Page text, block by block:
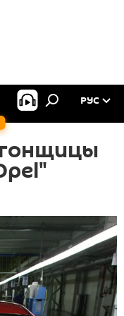
РУС